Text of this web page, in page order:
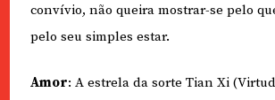
convívio, não queira mostrar-se pelo
pelo seu simples estar.
Amor: A estrela da sorte Tian Xi